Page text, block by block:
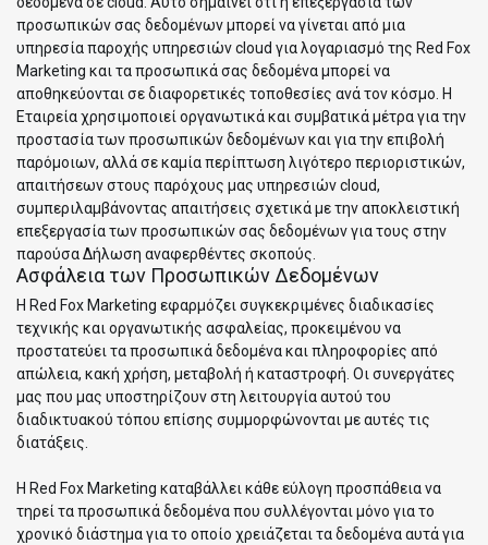
προσωπικών σας δεδομένων μπορεί να γίνεται από μια
υπηρεσία παροχής υπηρεσιών cloud για λογαριασμό της Red Fox
Marketing και τα προσωπικά σας δεδομένα μπορεί να
αποθηκεύονται σε διαφορετικές τοποθεσίες ανά τον κόσμο. Η
Εταιρεία χρησιμοποιεί οργανωτικά και συμβατικά μέτρα για την
προστασία των προσωπικών δεδομένων και για την επιβολή
παρόμοιων, αλλά σε καμία περίπτωση λιγότερο περιοριστικών,
απαιτήσεων στους παρόχους μας υπηρεσιών cloud,
συμπεριλαμβάνοντας απαιτήσεις σχετικά με την αποκλειστική
επεξεργασία των προσωπικών σας δεδομένων για τους στην
παρούσα Δήλωση αναφερθέντες σκοπούς.
Ασφάλεια των Προσωπικών Δεδομένων
Η Red Fox Marketing εφαρμόζει συγκεκριμένες διαδικασίες
τεχνικής και οργανωτικής ασφαλείας, προκειμένου να
προστατεύει τα προσωπικά δεδομένα και πληροφορίες από
απώλεια, κακή χρήση, μεταβολή ή καταστροφή. Οι συνεργάτες
μας που μας υποστηρίζουν στη λειτουργία αυτού του
διαδικτυακού τόπου επίσης συμμορφώνονται με αυτές τις
διατάξεις.
Η Red Fox Marketing καταβάλλει κάθε εύλογη προσπάθεια να
τηρεί τα προσωπικά δεδομένα που συλλέγονται μόνο για το
χρονικό διάστημα για το οποίο χρειάζεται τα δεδομένα αυτά για